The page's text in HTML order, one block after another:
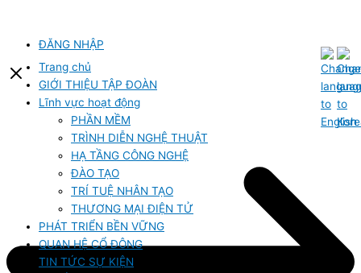
ĐĂNG NHẬP
Trang chủ
GIỚI THIỆU TẬP ĐOÀN
Lĩnh vực hoạt động
PHẦN MỀM
TRÌNH DIỄN NGHỆ THUẬT
HẠ TẦNG CÔNG NGHỆ
ĐÀO TẠO
TRÍ TUỆ NHÂN TẠO
THƯƠNG MẠI ĐIỆN TỬ
PHÁT TRIỂN BỀN VỮNG
QUAN HỆ CỔ ĐÔNG
TIN TỨC SỰ KIỆN